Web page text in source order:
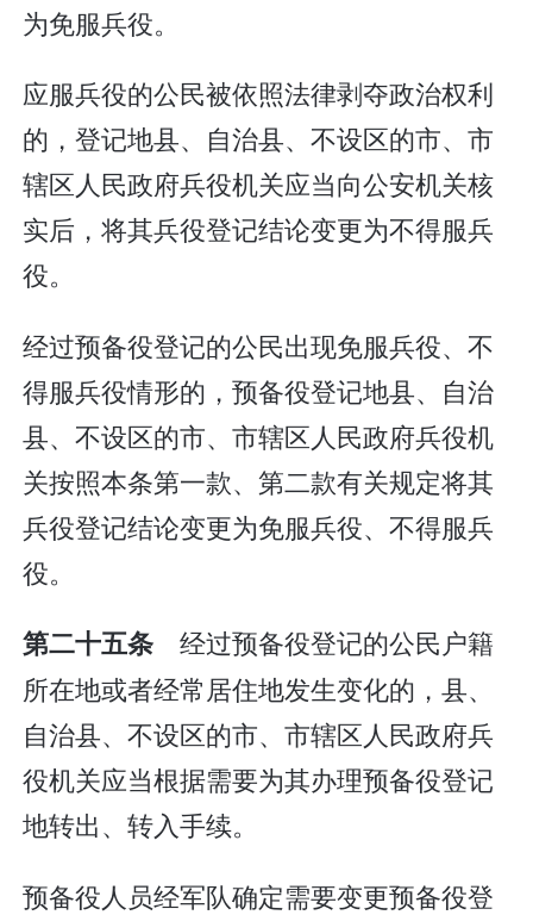
为免服兵役。
应服兵役的公民被依照法律剥夺政治权利
的，登记地县、自治县、不设区的市、市
辖区人民政府兵役机关应当向公安机关核
实后，将其兵役登记结论变更为不得服兵
役。
经过预备役登记的公民出现免服兵役、不
得服兵役情形的，预备役登记地县、自治
县、不设区的市、市辖区人民政府兵役机
关按照本条第一款、第二款有关规定将其
兵役登记结论变更为免服兵役、不得服兵
役。
第二十五条经过预备役登记的公民户籍
所在地或者经常居住地发生变化的，县、
自治县、不设区的市、市辖区人民政府兵
役机关应当根据需要为其办理预备役登记
地转出、转入手续。
预备役人员经军队确定需要变更预备役登